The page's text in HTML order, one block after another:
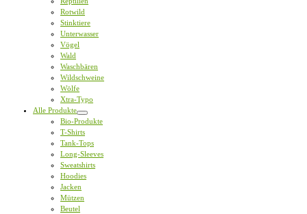
Rotwild
Stinktiere
Unterwasser
Vögel
Wald
Waschbären
Wildschweine
Wölfe
Xtra-Typo
Alle Produkte
Bio-Produkte
T-Shirts
Tank-Tops
Long-Sleeves
Sweatshirts
Hoodies
Jacken
Mützen
Beutel